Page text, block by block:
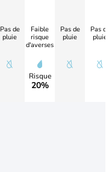
Pas de
pluie
Faible
risque
d'averses
Risque
20%
Pas de
pluie
Pas
pluie